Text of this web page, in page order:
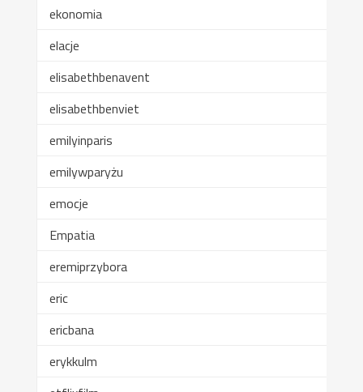
ekonomia
elacje
elisabethbenavent
elisabethbenviet
emilyinparis
emilywparyżu
emocje
Empatia
eremiprzybora
eric
ericbana
erykkulm